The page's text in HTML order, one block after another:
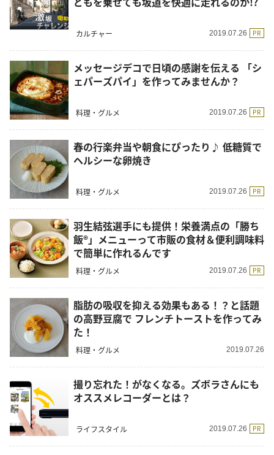
カルチャー 2019.07.26 PR
メッセージデコで日頃の感謝を伝える 「シ
ェパーズパイ」を作ってみませんか？
料理・グルメ 2019.07.26 PR
春の行楽弁当や朝食にぴったり♪ 低糖質で
ヘルシーな卵焼き
料理・グルメ 2019.07.26 PR
羽生結弦選手にも提供！栄養満点の「勝ち
飯®」メニューって市販の食材＆便利調味料
で簡単に作れるんです
料理・グルメ 2019.07.26 PR
脂肪の吸収を抑える効果もある！？と話題
の高野豆腐で フレンチトーストを作ってみ
た！
料理・グルメ 2019.07.26
撮り忘れた！がなくなる。ズボラさんにも
オススメレコーダーとは？
ライフスタイル 2019.07.26 PR